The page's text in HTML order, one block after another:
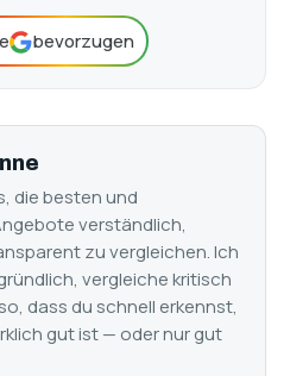
bevorzugen
die besten und
verständlich,
zu vergleichen. Ich
vergleiche kritisch
dass du schnell erkennst,
gut ist — oder nur gut